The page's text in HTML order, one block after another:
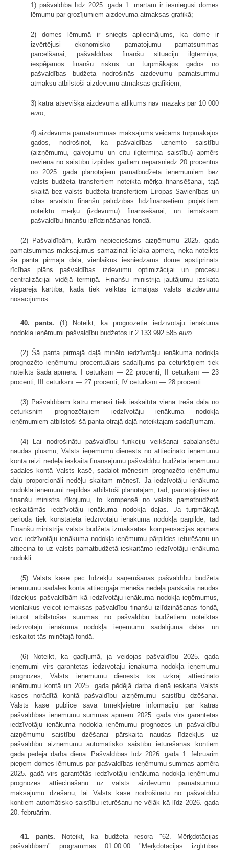
1) pašvaldība līdz 2025. gada 1. martam ir iesniegusi domes
lēmumu par grozījumiem aizdevuma atmaksas grafikā;
2) domes lēmumā ir sniegts apliecinājums, ka dome ir
izvērtējusi ekonomisko pamatojumu pamatsummas
pārcelšanai, pašvaldības finanšu situāciju ilgtermiņā,
iespējamos finanšu riskus un turpmākajos gados no
pašvaldības budžeta nodrošinās aizdevumu pamatsummu
atmaksu atbilstoši aizdevumu atmaksas grafikiem;
3) katra atsevišķa aizdevuma atlikums nav mazāks par 10 000
euro;
4) aizdevuma pamatsummas maksājums veicams turpmākajos
gados, nodrošinot, ka pašvaldības uzņemto saistību
(aizņēmumu, galvojumu un citu ilgtermiņa saistību) apmērs
nevienā no saistību izpildes gadiem nepārsniedz 20 procentus
no 2025. gada plānotajiem pamatbudžeta ieņēmumiem bez
valsts budžeta transfertiem noteikta mērķa finansēšanai, tajā
skaitā bez valsts budžeta transfertiem Eiropas Savienības un
citas ārvalstu finanšu palīdzības līdzfinansētiem projektiem
noteiktu mērķu (izdevumu) finansēšanai, un iemaksām
pašvaldību finanšu izlīdzināšanas fondā.
(2) Pašvaldībām, kurām nepieciešams aizņēmumu 2025. gada
pamatsummas maksājumus samazināt lielākā apmērā, nekā noteikts
šā panta pirmajā daļā, vienlaikus iesniedzams domē apstiprināts
rīcības plāns pašvaldības izdevumu optimizācijai un procesu
centralizācijai vidējā termiņā. Finanšu ministrija jautājumu izskata
vispārējā kārtībā, kādā tiek veiktas izmaiņas valsts aizdevumu
nosacījumos.
40. pants. (1) Noteikt, ka prognozētie iedzīvotāju ienākuma
nodokļa ieņēmumi pašvaldību budžetos ir 2 133 992 585 euro.
(2) Šā panta pirmajā daļā minēto iedzīvotāju ienākuma nodokļa
prognozēto ieņēmumu procentuālais sadalījums pa ceturkšņiem tiek
noteikts šādā apmērā: I ceturksnī — 22 procenti, II ceturksnī — 23
procenti, III ceturksnī — 27 procenti, IV ceturksnī — 28 procenti.
(3) Pašvaldībām katru mēnesi tiek ieskaitīta viena trešā daļa no
ceturksnim prognozētajiem iedzīvotāju ienākuma nodokļa
ieņēmumiem atbilstoši šā panta otrajā daļā noteiktajam sadalījumam.
(4) Lai nodrošinātu pašvaldību funkciju veikšanai sabalansētu
naudas plūsmu, Valsts ieņēmumu dienests no attiecināto ieņēmumu
konta reizi nedēļā ieskaita finansējumu pašvaldību budžeta ieņēmumu
sadales kontā Valsts kasē, sadalot mēnesim prognozēto ieņēmumu
daļu proporcionāli nedēļu skaitam mēnesī. Ja iedzīvotāju ienākuma
nodokļa ieņēmumi nepildās atbilstoši plānotajam, tad, pamatojoties uz
finanšu ministra rīkojumu, to kompensē no valsts pamatbudžetā
ieskaitāmās iedzīvotāju ienākuma nodokļa daļas. Ja turpmākajā
periodā tiek konstatēta iedzīvotāju ienākuma nodokļa pārpilde, tad
Finanšu ministrija valsts budžeta izmaksātās kompensācijas apmērā
veic iedzīvotāju ienākuma nodokļa ieņēmumu pārpildes ieturēšanu un
attiecina to uz valsts pamatbudžetā ieskaitāmo iedzīvotāju ienākuma
nodokli.
(5) Valsts kase pēc līdzekļu saņemšanas pašvaldību budžeta
ieņēmumu sadales kontā attiecīgajā mēneša nedēļā pārskaita naudas
līdzekļus pašvaldībām kā iedzīvotāju ienākuma nodokļa ieņēmumus,
vienlaikus veicot iemaksas pašvaldību finanšu izlīdzināšanas fondā,
ieturot atbilstošās summas no pašvaldību budžetiem noteiktās
iedzīvotāju ienākuma nodokļa ieņēmumu sadalījuma daļas un
ieskaitot tās minētajā fondā.
(6) Noteikt, ka gadījumā, ja veidojas pašvaldību 2025. gada
ieņēmumi virs garantētās iedzīvotāju ienākuma nodokļa ieņēmumu
prognozes, Valsts ieņēmumu dienests tos uzkrāj attiecināto
ieņēmumu kontā un 2025. gada pēdējā darba dienā ieskaita Valsts
kases norādītā kontā pašvaldību aizņēmumu saistību dzēšanai.
Valsts kase publicē savā tīmekļvietnē informāciju par katras
pašvaldības ieņēmumu summas apmēru 2025. gadā virs garantētās
iedzīvotāju ienākuma nodokļa ieņēmumu prognozes un pašvaldību
aizņēmumu saistību dzēšanai pārskaita naudas līdzekļus uz
pašvaldību aizņēmumu automātisko saistību ieturēšanas kontiem
gada pēdējā darba dienā. Pašvaldības līdz 2026. gada 1. februārim
pieņem domes lēmumus par pašvaldības ieņēmumu summas apmēra
2025. gadā virs garantētās iedzīvotāju ienākuma nodokļa ieņēmumu
prognozes attiecināšanu uz valsts aizdevumu pamatsummu
maksājumu dzēšanu, lai Valsts kase nodrošinātu no pašvaldību
kontiem automātisko saistību ieturēšanu ne vēlāk kā līdz 2026. gada
20. februārim.
41. pants. Noteikt, ka budžeta resora "62. Mērķdotācijas
pašvaldībām" programmas 01.00.00 "Mērķdotācijas izglītības